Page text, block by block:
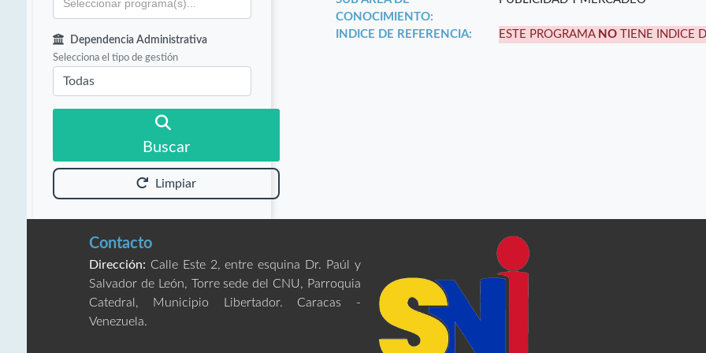
Dependencia Administrativa
Selecciona el tipo de gestión
Buscar
Limpiar
CONOCIMIENTO:
INDICE DE REFERENCIA: ESTE PROGRAMA NO TIENE INDICE
Contacto
Dirección: Calle Este 2, entre esquina Dr. Paúl y
Salvador de León, Torre sede del CNU, Parroquia
Catedral, Municipio Libertador. Caracas -
Venezuela.